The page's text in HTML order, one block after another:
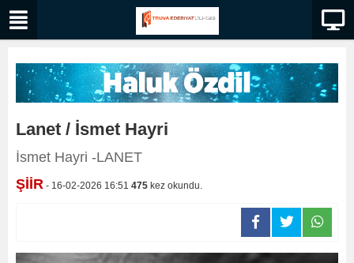
Lanet / İsmet Hayri
İsmet Hayri -LANET
ŞİİR - 16-02-2026 16:51 475 kez okundu.